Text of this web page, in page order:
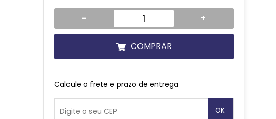
- +
COMPRAR
Calcule o frete e prazo de entrega
OK